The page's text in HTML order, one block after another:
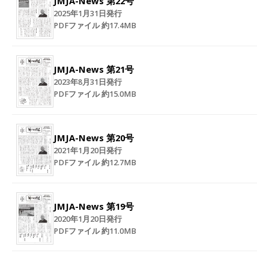
2025年1月31日発行
PDFファイル 約17.4MB
JMJA-News 第21号
2023年8月31日発行
PDFファイル 約15.0MB
JMJA-News 第20号
2021年1月20日発行
PDFファイル 約12.7MB
JMJA-News 第19号
2020年1月20日発行
PDFファイル 約11.0MB